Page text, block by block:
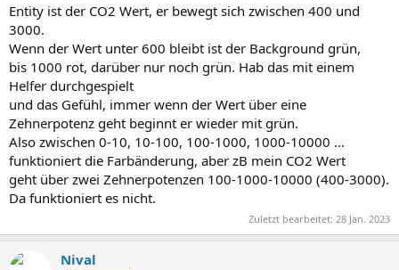
Entity ist der CO2 Wert, er bewegt sich zwischen 400 und
3000.
Wenn der Wert unter 600 bleibt ist der Background grün,
bis 1000 rot, darüber nur noch grün. Hab das mit einem
Helfer durchgespielt
und das Gefühl, immer wenn der Wert über eine
Zehnerpotenz geht beginnt er wieder mit grün.
Also zwischen 0-10, 10-100, 100-1000, 1000-10000 ...
funktioniert die Farbänderung, aber zB mein CO2 Wert
geht über zwei Zehnerpotenzen 100-1000-10000 (400-3000).
Da funktioniert es nicht.
Zuletzt bearbeitet: 28 Jan. 2023
Nival